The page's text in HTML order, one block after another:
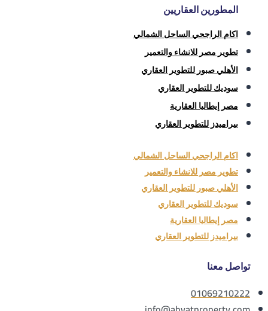
المطورين العقاريين
اكام الراجحي الساحل الشمالي
تطوير مصر للانشاء والتعمير
الأهلي صبور للتطوير العقاري
سوديك للتطوير العقاري
مصر إيطاليا العقارية
بيراميدز للتطوير العقاري
اكام الراجحي الساحل الشمالي
تطوير مصر للانشاء والتعمير
الأهلي صبور للتطوير العقاري
سوديك للتطوير العقاري
مصر إيطاليا العقارية
بيراميدز للتطوير العقاري
تواصل معنا
01069210222